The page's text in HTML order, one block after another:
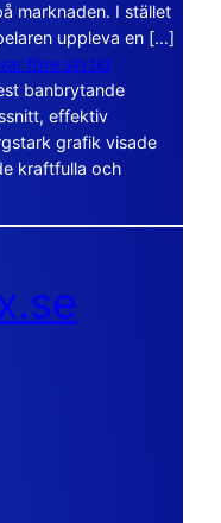
marknaden. I stället
uppleva en […]
före sin tid
banbrytande
effektiv
grafik visade
kraftfulla och